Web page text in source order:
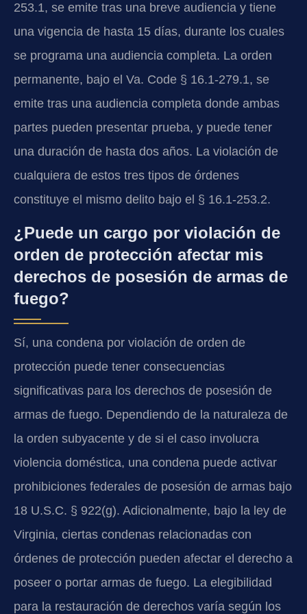
253.1, se emite tras una breve audiencia y tiene
una vigencia de hasta 15 días, durante los cuales
se programa una audiencia completa. La orden
permanente, bajo el Va. Code § 16.1-279.1, se
emite tras una audiencia completa donde ambas
partes pueden presentar prueba, y puede tener
una duración de hasta dos años. La violación de
cualquiera de estos tres tipos de órdenes
constituye el mismo delito bajo el § 16.1-253.2.
¿Puede un cargo por violación de
orden de protección afectar mis
derechos de posesión de armas de
fuego?
Sí, una condena por violación de orden de
protección puede tener consecuencias
significativas para los derechos de posesión de
armas de fuego. Dependiendo de la naturaleza de
la orden subyacente y de si el caso involucra
violencia doméstica, una condena puede activar
prohibiciones federales de posesión de armas bajo
18 U.S.C. § 922(g). Adicionalmente, bajo la ley de
Virginia, ciertas condenas relacionadas con
órdenes de protección pueden afectar el derecho a
poseer o portar armas de fuego. La elegibilidad
para la restauración de derechos varía según los